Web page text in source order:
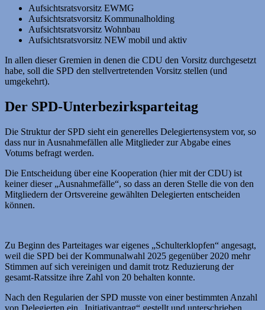
Aufsichtsratsvorsitz EWMG
Aufsichtsratsvorsitz Kommunalholding
Aufsichtsratsvorsitz Wohnbau
Aufsichtsratsvorsitz NEW mobil und aktiv
In allen dieser Gremien in denen die CDU den Vorsitz durchgesetzt
habe, soll die SPD den stellvertretenden Vorsitz stellen (und
umgekehrt).
Der SPD-Unterbezirksparteitag
Die Struktur der SPD sieht ein generelles Delegiertensystem vor, so
dass nur in Ausnahmefällen alle Mitglieder zur Abgabe eines
Votums befragt werden.
Die Entscheidung über eine Kooperation (hier mit der CDU) ist
keiner dieser „Ausnahmefälle“, so dass an deren Stelle die von den
Mitgliedern der Ortsvereine gewählten Delegierten entscheiden
können.
Zu Beginn des Parteitages war eigenes „Schulterklopfen“ angesagt,
weil die SPD bei der Kommunalwahl 2025 gegenüber 2020 mehr
Stimmen auf sich vereinigen und damit trotz Reduzierung der
gesamt-Ratssitze ihre Zahl von 20 behalten konnte.
Nach den Regularien der SPD musste von einer bestimmten Anzahl